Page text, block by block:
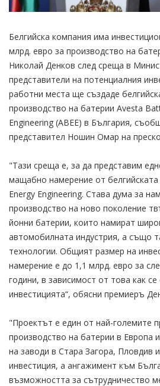
Белгийска компания има
млрд. евро за производство на
Николай Денков след среща в
представители на потенциалния
работни места ще създаде
производство на батерии Avesta
Engineering (ABEE) в България,
представител Ношин Омар на
"Тази среща е, за да представим
мащабно намерение от
Energy Engineering. Става дума за
производство на ново поколение
йонни батерии, които намират
автомобилната индустрия, а също
технологии. Общият размер на
намерение е до 1,1 млрд. евро за
години, в зависимост от това как
инвестицията“, обясни премиеръ
"Проектът е един от най-големите
производство на батерии в Европа
на заводи в Стара Загора, Пловдив
инвестиция, а ангажимент към
възможността за сътрудничество